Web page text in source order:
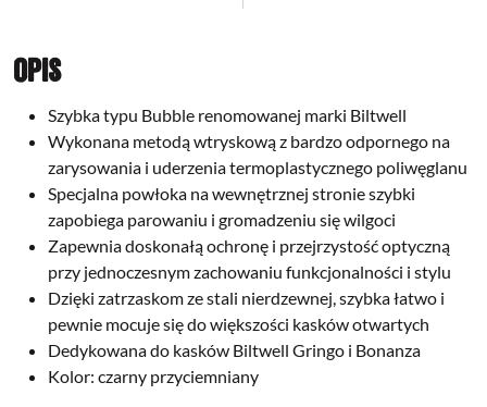
Opis
Szybka typu Bubble renomowanej marki Biltwell
Wykonana metodą wtryskową z bardzo odpornego na
zarysowania i uderzenia termoplastycznego poliwęglanu
Specjalna powłoka na wewnętrznej stronie szybki
zapobiega parowaniu i gromadzeniu się wilgoci
Zapewnia doskonałą ochronę i przejrzystość optyczną
przy jednoczesnym zachowaniu funkcjonalności i stylu
Dzięki zatrzaskom ze stali nierdzewnej, szybka łatwo i
pewnie mocuje się do większości kasków otwartych
Dedykowana do kasków Biltwell Gringo i Bonanza
Kolor: czarny przyciemniany